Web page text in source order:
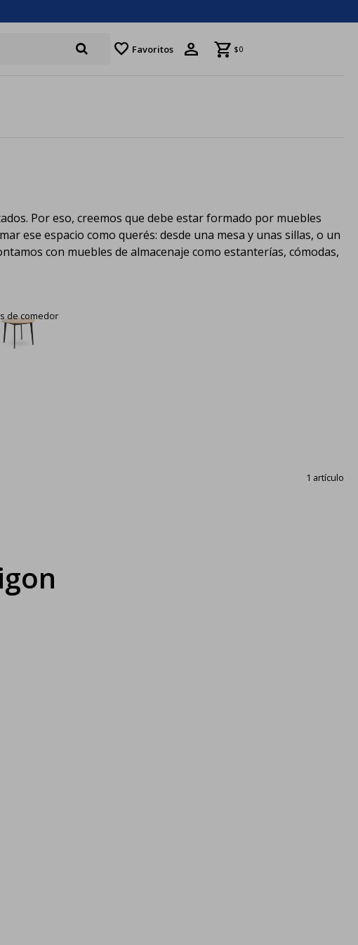
favorite Favoritos $0
Por eso, creemos que debe estar formado por muebles
ese espacio como querés: desde una mesa y unas sillas, o un
con muebles de almacenaje como estanterías, cómodas,
de comedor
1 artículo